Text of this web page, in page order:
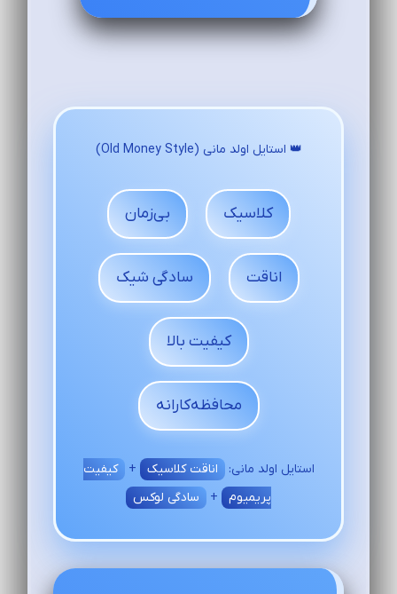
👑 استایل اولد مانی (Old Money Style)
کلاسیک بی‌زمان
اناقت سادگی شیک
کیفیت بالا
محافظه‌کارانه
استایل اولد مانی: اناقت کلاسیک +
کیفیت
پریمیوم
+ سادگی لوکس